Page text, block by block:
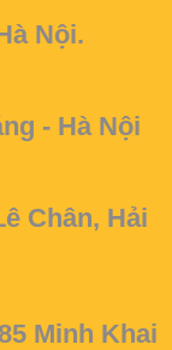
Nội.
- Hà Nội
Chân, Hải
Minh Khai